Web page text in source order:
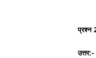
प्रश्न
उत्तर:-